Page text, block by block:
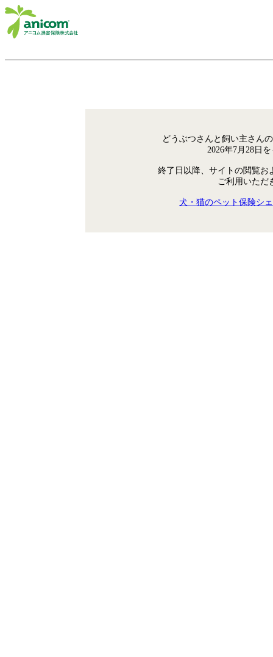
どうぶつさんと飼い主さん
2026年7月28日
終了日以降、サイトの閲覧お
ご利用いただ
犬・猫のペット保険シ